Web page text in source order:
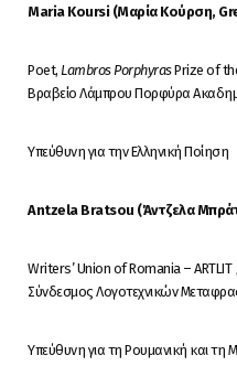
Maria Koursi (Μαρία Κούρση,
Poet, Lambros PorphyrasPrize of
Βραβείο Λάμπρου Πορφύρα
Υπεύθυνη για την Ελληνική Ποίηση
Antzela Bratsou (Άντζελα
Writers’ Union of Romania –
Σύνδεσμος Λογοτεχνικών
Υπεύθυνη για τη Ρουμανική και τη